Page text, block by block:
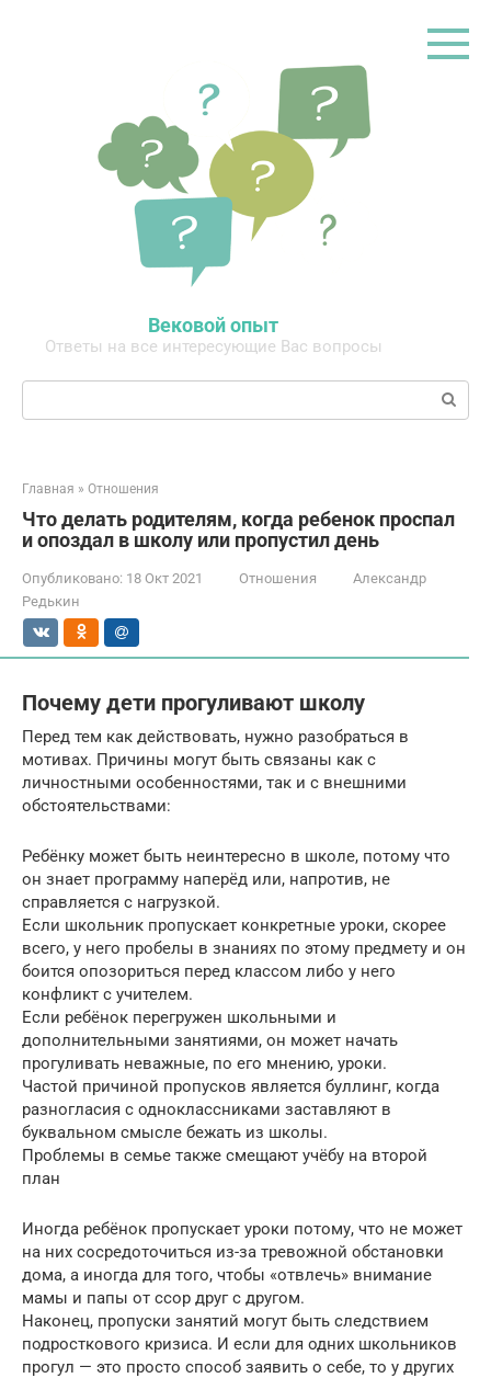
Вековой опыт
Ответы на все интересующие Вас вопросы
Поиск:
Главная » Отношения
Что делать родителям, когда ребенок проспал
и опоздал в школу или пропустил день
Опубликовано: 18 Окт 2021 Отношения
Александр
Редькин
Почему дети прогуливают школу
Перед тем как действовать, нужно разобраться в
мотивах. Причины могут быть связаны как с
личностными особенностями, так и с внешними
обстоятельствами:
Ребёнку может быть неинтересно в школе, потому что
он знает программу наперёд или, напротив, не
справляется с нагрузкой.
Если школьник пропускает конкретные уроки, скорее
всего, у него пробелы в знаниях по этому предмету и он
боится опозориться перед классом либо у него
конфликт с учителем.
Если ребёнок перегружен школьными и
дополнительными занятиями, он может начать
прогуливать неважные, по его мнению, уроки.
Частой причиной пропусков является буллинг, когда
разногласия с одноклассниками заставляют в
буквальном смысле бежать из школы.
Проблемы в семье также смещают учёбу на второй
план
Иногда ребёнок пропускает уроки потому, что не может
на них сосредоточиться из-за тревожной обстановки
дома, а иногда для того, чтобы «отвлечь» внимание
мамы и папы от ссор друг с другом.
Наконец, пропуски занятий могут быть следствием
подросткового кризиса. И если для одних школьников
прогул — это просто способ заявить о себе, то у других